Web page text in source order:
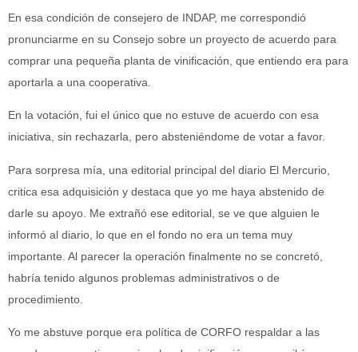
En esa condición de consejero de INDAP, me correspondió
pronunciarme en su Consejo sobre un proyecto de acuerdo para
comprar una pequeña planta de vinificación, que entiendo era para
aportarla a una cooperativa.
En la votación, fui el único que no estuve de acuerdo con esa
iniciativa, sin rechazarla, pero absteniéndome de votar a favor.
Para sorpresa mía, una editorial principal del diario El Mercurio,
critica esa adquisición y destaca que yo me haya abstenido de
darle su apoyo. Me extrañó ese editorial, se ve que alguien le
informó al diario, lo que en el fondo no era un tema muy
importante. Al parecer la operación finalmente no se concretó,
habría tenido algunos problemas administrativos o de
procedimiento.
Yo me abstuve porque era política de CORFO respaldar a las